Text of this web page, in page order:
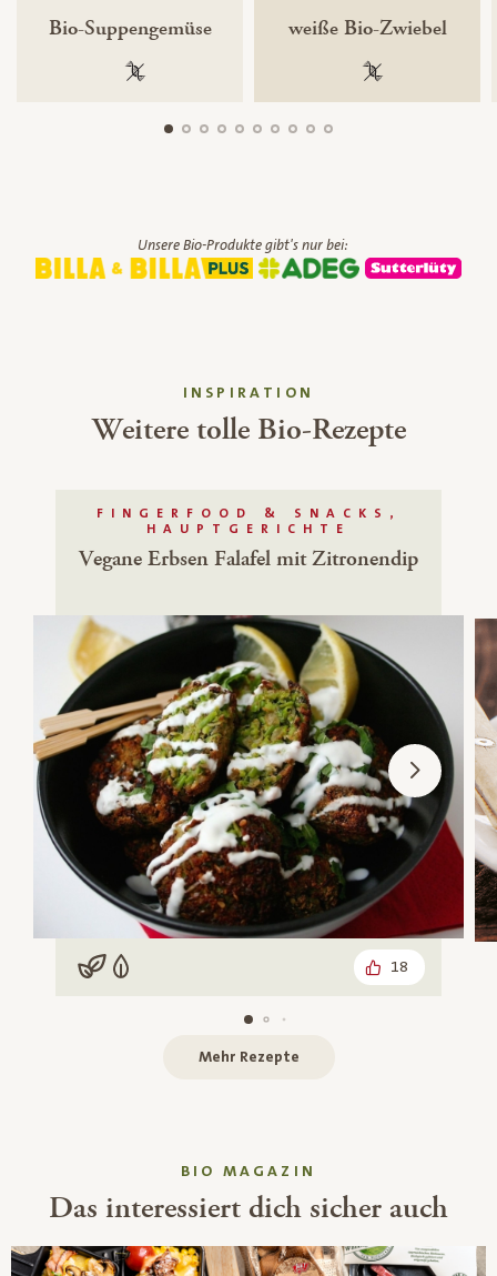
Bio-Suppengemüse
100 % gentechnikfrei
weiße Bio-Zwiebel
100 %
Unsere Bio-Produkte gibt's nur bei:
INSPIRATION
Weitere tolle Bio-Rezepte
FINGERFOOD & SNACKS,
HAUPTGERICHTE
Vegane Erbsen Falafel mit Zitronendip
Vegan
Vegetarisch 18
Mehr Rezepte
BIO MAGAZIN
Das interessiert dich sicher auch